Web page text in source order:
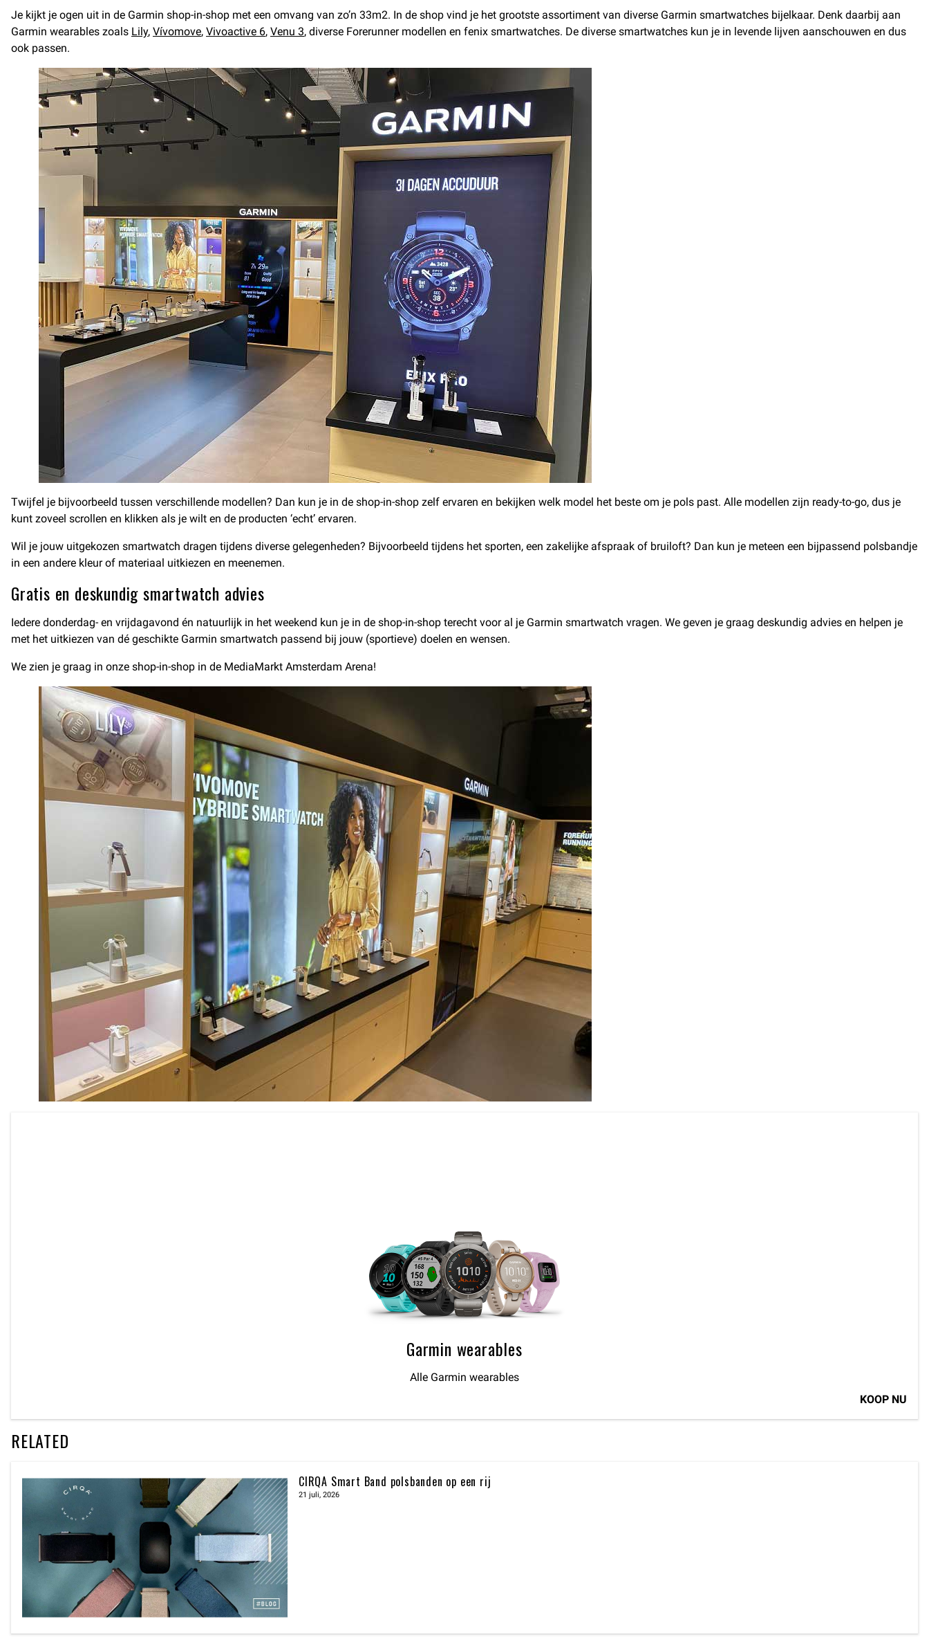
Je kijkt je ogen uit in de Garmin shop-in-shop met een omvang van zo’n 33m2. In de shop vind je het grootste assortiment van diverse Garmin smartwatches bijelkaar. Denk daarbij aan
Garmin wearables zoals Lily, Vívomove, Vivoactive 6, Venu 3, diverse Forerunner modellen en fenix smartwatches. De diverse smartwatches kun je in levende lijven aanschouwen en dus
ook passen.
Twijfel je bijvoorbeeld tussen verschillende modellen? Dan kun je in de shop-in-shop zelf ervaren en bekijken welk model het beste om je pols past. Alle modellen zijn ready-to-go, dus je
kunt zoveel scrollen en klikken als je wilt en de producten ‘echt’ ervaren.
Wil je jouw uitgekozen smartwatch dragen tijdens diverse gelegenheden? Bijvoorbeeld tijdens het sporten, een zakelijke afspraak of bruiloft? Dan kun je meteen een bijpassend polsbandje
in een andere kleur of materiaal uitkiezen en meenemen.
Gratis en deskundig smartwatch advies
Iedere donderdag- en vrijdagavond én natuurlijk in het weekend kun je in de shop-in-shop terecht voor al je Garmin smartwatch vragen. We geven je graag deskundig advies en helpen je
met het uitkiezen van dé geschikte Garmin smartwatch passend bij jouw (sportieve) doelen en wensen.
We zien je graag in onze shop-in-shop in de MediaMarkt Amsterdam Arena!
Garmin wearables
Alle Garmin wearables
KOOP NU
RELATED
CIRQA Smart Band polsbanden op een rij
21 juli, 2026